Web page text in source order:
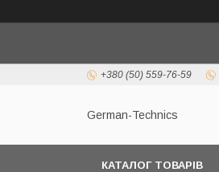
+380 (50) 559-76-59
German-Technics
КАТАЛОГ ТОВАРІВ